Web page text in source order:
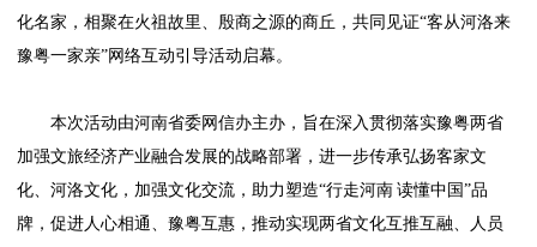
化名家，相聚在火祖故里、殷商之源的商丘，共同见证“客从河洛来
豫粤一家亲”网络互动引导活动启幕。
本次活动由河南省委网信办主办，旨在深入贯彻落实豫粤两省
加强文旅经济产业融合发展的战略部署，进一步传承弘扬客家文
化、河洛文化，加强文化交流，助力塑造“行走河南 读懂中国”品
牌，促进人心相通、豫粤互惠，推动实现两省文化互推互融、人员